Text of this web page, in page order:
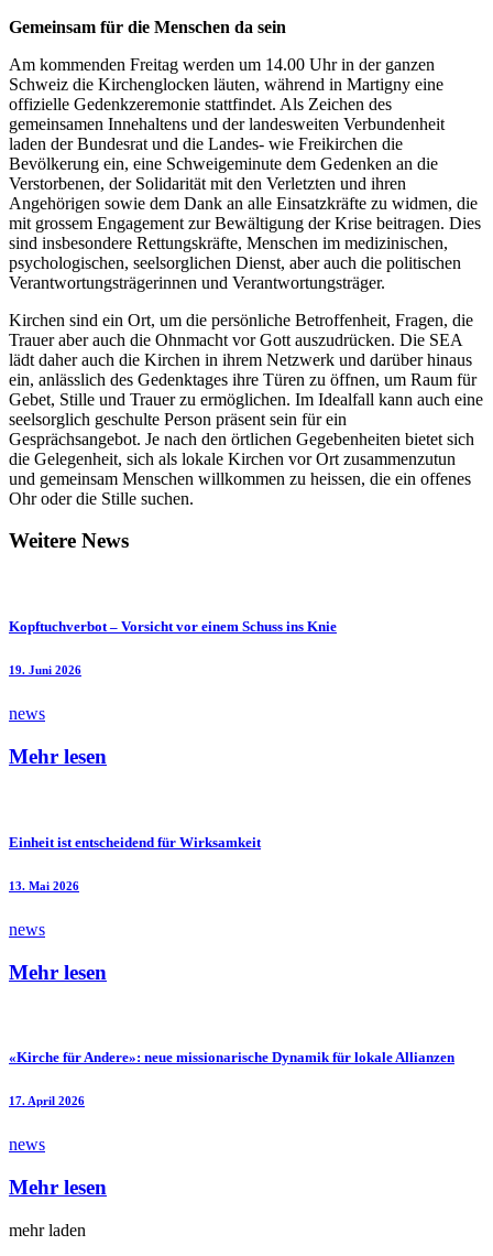
Gemeinsam für die Menschen da sein
Am kommenden Freitag werden um 14.00 Uhr in der ganzen
Schweiz die Kirchenglocken läuten, während in Martigny eine
offizielle Gedenkzeremonie stattfindet. Als Zeichen des
gemeinsamen Innehaltens und der landesweiten Verbundenheit
laden der Bundesrat und die Landes- wie Freikirchen die
Bevölkerung ein, eine Schweigeminute dem Gedenken an die
Verstorbenen, der Solidarität mit den Verletzten und ihren
Angehörigen sowie dem Dank an alle Einsatzkräfte zu widmen, die
mit grossem Engagement zur Bewältigung der Krise beitragen. Dies
sind insbesondere Rettungskräfte, Menschen im medizinischen,
psychologischen, seelsorglichen Dienst, aber auch die politischen
Verantwortungsträgerinnen und Verantwortungsträger.
Kirchen sind ein Ort, um die persönliche Betroffenheit, Fragen, die
Trauer aber auch die Ohnmacht vor Gott auszudrücken. Die SEA
lädt daher auch die Kirchen in ihrem Netzwerk und darüber hinaus
ein, anlässlich des Gedenktages ihre Türen zu öffnen, um Raum für
Gebet, Stille und Trauer zu ermöglichen. Im Idealfall kann auch eine
seelsorglich geschulte Person präsent sein für ein
Gesprächsangebot. Je nach den örtlichen Gegebenheiten bietet sich
die Gelegenheit, sich als lokale Kirchen vor Ort zusammenzutun
und gemeinsam Menschen willkommen zu heissen, die ein offenes
Ohr oder die Stille suchen.
Weitere News
Kopftuchverbot – Vorsicht vor einem Schuss ins Knie
19. Juni 2026
news
Mehr lesen
Einheit ist entscheidend für Wirksamkeit
13. Mai 2026
news
Mehr lesen
«Kirche für Andere»: neue missionarische Dynamik für lokale Allianzen
17. April 2026
news
Mehr lesen
mehr laden